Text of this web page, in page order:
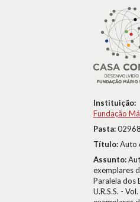
Instituição:
Fundação
Pasta:
Título:Auto
Assunto:
exemplares
Paralela dos
U.R.S.S. -